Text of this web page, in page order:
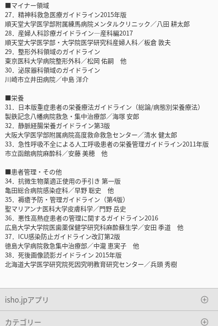
■マイナー領域
27．精神科救急医療ガイドライン2015年版
順天堂大学医学部附属練馬病院メンタルクリニック／八田 耕太郎
28．産婦人科診療ガイドライン―産科編2017
順天堂大学医学部・大学院医学研究科産婦人科／板倉 敦夫
29．整形外科領域のガイドライン
東京医科大学病院整形外科／松岡 佑嗣 他
30．泌尿器科領域のガイドライン
川崎市立井田病院／中島 洋介
■栄養
31．日本版重症患者の栄養療法ガイドライン（総論/病態別栄養療法）
製鉄記念八幡病院救急・集中治療部／海塚 安郎
32．静脈経腸栄養ガイドライン第3版
大阪大学医学部附属病院高度救命救急センター／清水 健太郎
33．急性呼吸不全による人工呼吸患者の栄養管理ガイドライン2011年版
市立函館病院麻酔科／安藤 美穂 他
■患者管理・その他
34．抗微生物薬適正使用の手引き 第一版
亀田総合病院感染症科／早野 聡史 他
35．褥瘡予防・管理ガイドライン（第4版）
聖マリアンナ医科大学皮膚科学／門野 岳史
36．悪性高熱症患者の管理に関するガイドライン2016
広島大学大学院医歯薬保健学研究科麻酔蘇生学／安田 季道 他
37．ICU感染防止ガイドライン改訂第2版
徳島大学病院救急集中治療部／中瀧 恵実子 他
38．死後画像読影ガイドライン 2015年版
北海道大学医学研究院死因究明教育研究センター／兵頭 秀樹
isho.jpアプリ
カテゴリー